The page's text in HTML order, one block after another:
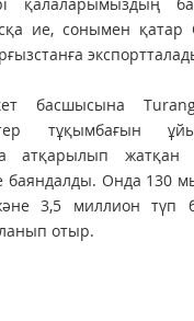
ие, сонымен қатар
басшысына
тұқымбағын
атқарылып жатқан
баяндалды. Онда 130
3,5 миллион түп
отыр.